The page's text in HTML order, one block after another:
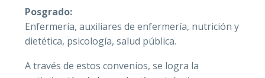
Posgrado:
Enfermería, auxiliares de enfermería, nutrición y
dietética, psicología, salud pública.
A través de estos convenios, se logra la